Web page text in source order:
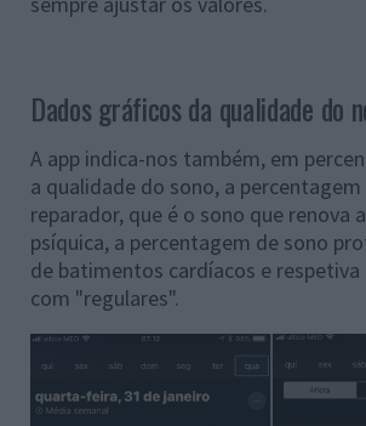
Dados gráficos da qualidade do
A app indica-nos também, em
a qualidade do sono, a
reparador, que é o sono que renova
psíquica, a percentagem de sono
de batimentos cardíacos e
com "regulares".